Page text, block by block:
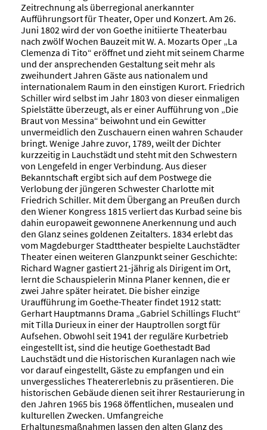
Zeitrechnung als überregional anerkannter
Aufführungsort für Theater, Oper und Konzert. Am 26.
Juni 1802 wird der von Goethe initiierte Theaterbau
nach zwölf Wochen Bauzeit mit W. A. Mozarts Oper „La
Clemenza di Tito“ eröffnet und zieht mit seinem Charme
und der ansprechenden Gestaltung seit mehr als
zweihundert Jahren Gäste aus nationalem und
internationalem Raum in den einstigen Kurort. Friedrich
Schiller wird selbst im Jahr 1803 von dieser einmaligen
Spielstätte überzeugt, als er einer Aufführung von „Die
Braut von Messina“ beiwohnt und ein Gewitter
unvermeidlich den Zuschauern einen wahren Schauder
bringt. Wenige Jahre zuvor, 1789, weilt der Dichter
kurzzeitig in Lauchstädt und steht mit den Schwestern
von Lengefeld in enger Verbindung. Aus dieser
Bekanntschaft ergibt sich auf dem Postwege die
Verlobung der jüngeren Schwester Charlotte mit
Friedrich Schiller. Mit dem Übergang an Preußen durch
den Wiener Kongress 1815 verliert das Kurbad seine bis
dahin europaweit gewonnene Anerkennung und auch
den Glanz seines goldenen Zeitalters. 1834 erlebt das
vom Magdeburger Stadttheater bespielte Lauchstädter
Theater einen weiteren Glanzpunkt seiner Geschichte:
Richard Wagner gastiert 21-jährig als Dirigent im Ort,
lernt die Schauspielerin Minna Planer kennen, die er
zwei Jahre später heiratet. Die bisher einzige
Uraufführung im Goethe-Theater findet 1912 statt:
Gerhart Hauptmanns Drama „Gabriel Schillings Flucht“
mit Tilla Durieux in einer der Hauptrollen sorgt für
Aufsehen. Obwohl seit 1941 der reguläre Kurbetrieb
eingestellt ist, sind die heutige Goethestadt Bad
Lauchstädt und die Historischen Kuranlagen nach wie
vor darauf eingestellt, Gäste zu empfangen und ein
unvergessliches Theatererlebnis zu präsentieren. Die
historischen Gebäude dienen seit ihrer Restaurierung in
den Jahren 1965 bis 1968 öffentlichen, musealen und
kulturellen Zwecken. Umfangreiche
Erhaltungsmaßnahmen lassen den alten Glanz des